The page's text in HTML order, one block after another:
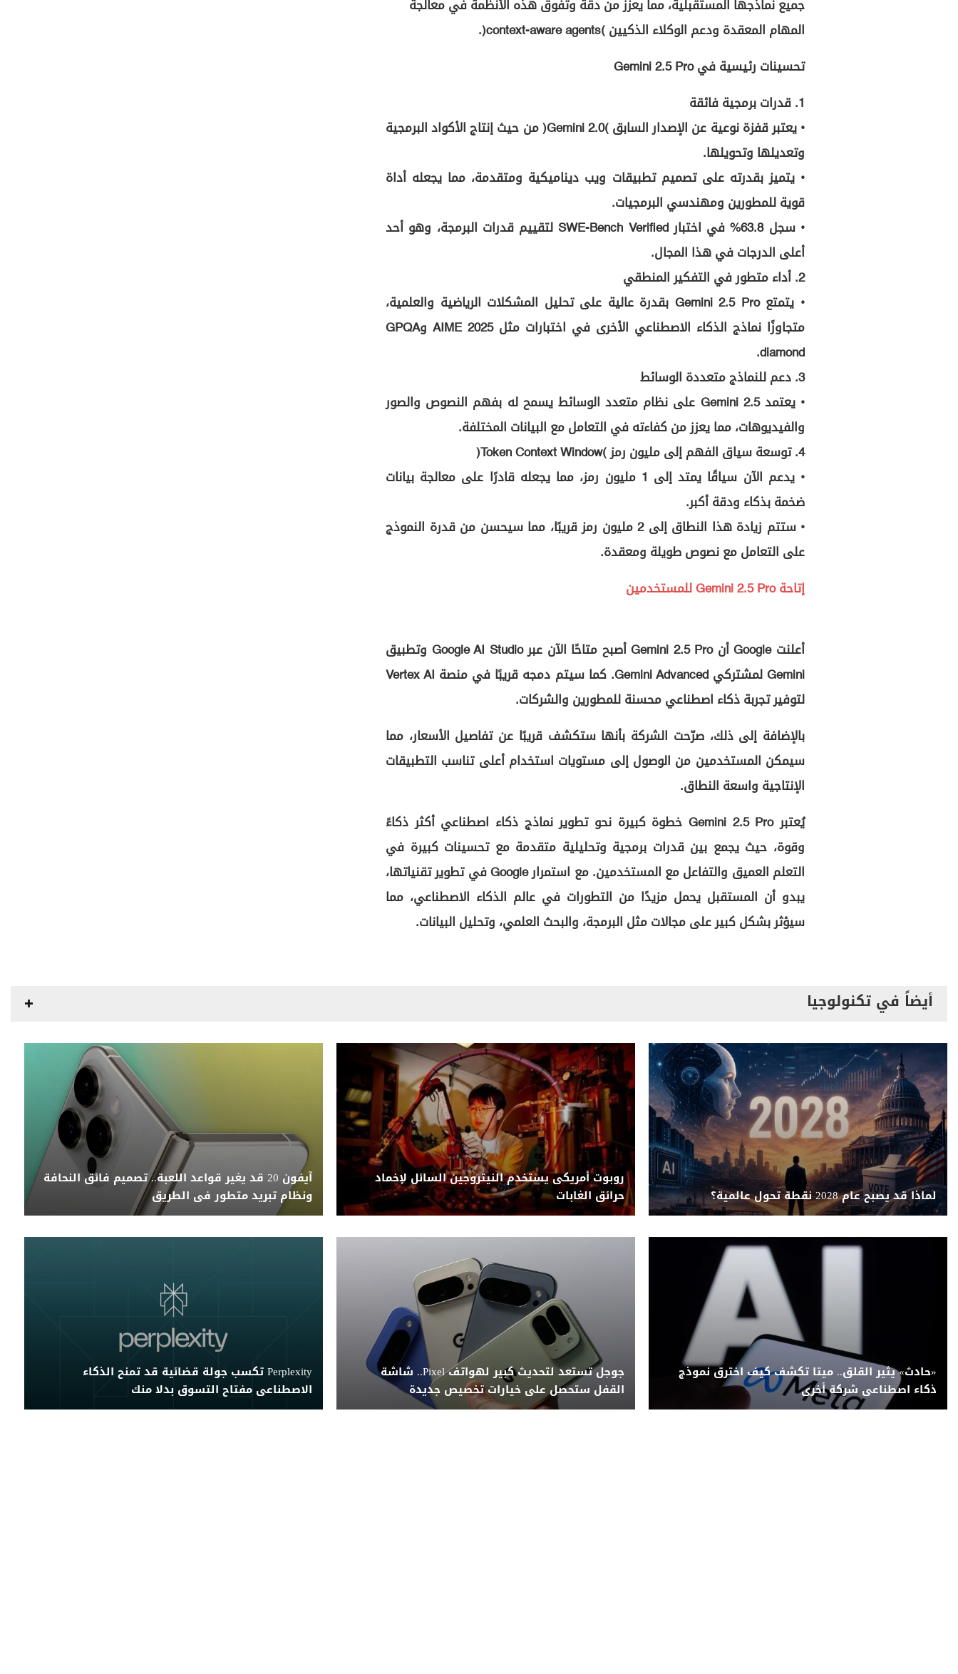
جميع نماذجها المستقبلية، مما يعزز من دقة وتفوق هذه الأنظمة في معالجة
المهام المعقدة ودعم الوكلاء الذكيين (context-aware agents).
تحسينات رئيسية في Gemini 2.5 Pro
1. قدرات برمجية فائقة
• يعتبر قفزة نوعية عن الإصدار السابق (Gemini 2.0) من حيث إنتاج الأكواد البرمجية
وتعديلها وتحويلها.
• يتميز بقدرته على تصميم تطبيقات ويب ديناميكية ومتقدمة، مما يجعله أداة
قوية للمطورين ومهندسي البرمجيات.
• سجل 63.8% في اختبار SWE-Bench Verified لتقييم قدرات البرمجة، وهو أحد
أعلى الدرجات في هذا المجال.
2. أداء متطور في التفكير المنطقي
• يتمتع Gemini 2.5 Pro بقدرة عالية على تحليل المشكلات الرياضية والعلمية،
متجاوزًا نماذج الذكاء الاصطناعي الأخرى في اختبارات مثل AIME 2025 وGPQA
diamond.
3. دعم للنماذج متعددة الوسائط
• يعتمد Gemini 2.5 على نظام متعدد الوسائط يسمح له بفهم النصوص والصور
والفيديوهات، مما يعزز من كفاءته في التعامل مع البيانات المختلفة.
4. توسعة سياق الفهم إلى مليون رمز (Token Context Window)
• يدعم الآن سياقًا يمتد إلى 1 مليون رمز، مما يجعله قادرًا على معالجة بيانات
ضخمة بذكاء ودقة أكبر.
• ستتم زيادة هذا النطاق إلى 2 مليون رمز قريبًا، مما سيحسن من قدرة النموذج
على التعامل مع نصوص طويلة ومعقدة.
إتاحة Gemini 2.5 Pro للمستخدمين
أعلنت Google أن Gemini 2.5 Pro أصبح متاحًا الآن عبر Google AI Studio وتطبيق
Gemini لمشتركي Gemini Advanced. كما سيتم دمجه قريبًا في منصة Vertex AI
لتوفير تجربة ذكاء اصطناعي محسنة للمطورين والشركات.
بالإضافة إلى ذلك، صرّحت الشركة بأنها ستكشف قريبًا عن تفاصيل الأسعار، مما
سيمكن المستخدمين من الوصول إلى مستويات استخدام أعلى تناسب التطبيقات
الإنتاجية واسعة النطاق.
يُعتبر Gemini 2.5 Pro خطوة كبيرة نحو تطوير نماذج ذكاء اصطناعي أكثر ذكاءً
وقوة، حيث يجمع بين قدرات برمجية وتحليلية متقدمة مع تحسينات كبيرة في
التعلم العميق والتفاعل مع المستخدمين. مع استمرار Google في تطوير تقنياتها،
يبدو أن المستقبل يحمل مزيدًا من التطورات في عالم الذكاء الاصطناعي، مما
سيؤثر بشكل كبير على مجالات مثل البرمجة، والبحث العلمي، وتحليل البيانات.
أيضاً في تكنولوجيا
لماذا قد يصبح عام 2028 نقطة تحول عالمية؟
روبوت أمريكى يستخدم النيتروجين السائل لإخماد
حرائق الغابات
آيفون 20 قد يغير قواعد اللعبة.. تصميم فائق النحافة
ونظام تبريد متطور فى الطريق
«حادث» يثير القلق.. ميتا تكشف كيف اخترق نموذج
ذكاء اصطناعى شركة أخرى
جوجل تستعد لتحديث كبير لهواتف Pixel.. شاشة
القفل ستحصل على خيارات تخصيص جديدة
Perplexity تكسب جولة قضائية قد تمنح الذكاء
الاصطناعى مفتاح التسوق بدلا منك